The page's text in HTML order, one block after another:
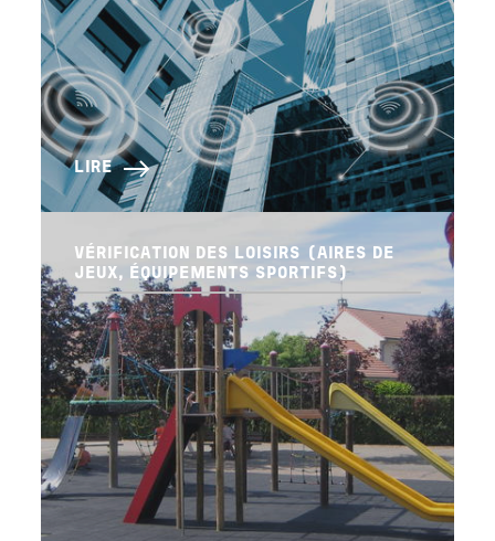
LIRE
VÉRIFICATION DES LOISIRS (AIRES DE
JEUX, ÉQUIPEMENTS SPORTIFS)